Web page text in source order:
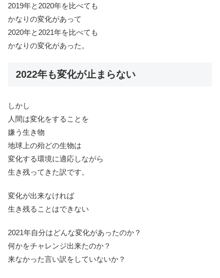
2019年と2020年を比べても
かなりの変化があって
2020年と2021年を比べても
かなりの変化があった。
2022年も変化が止まらない
しかし
人間は変化をすることを
嫌う生き物
地球上の殆どの生物は
変化する環境に適応しながら
生き残ってきた訳です。
変化が出来なければ
生き残ることはできない
2021年自分はどんな変化があったのか？
何かをチャレンジ出来たのか？
来なかった言い訳をしていないか？